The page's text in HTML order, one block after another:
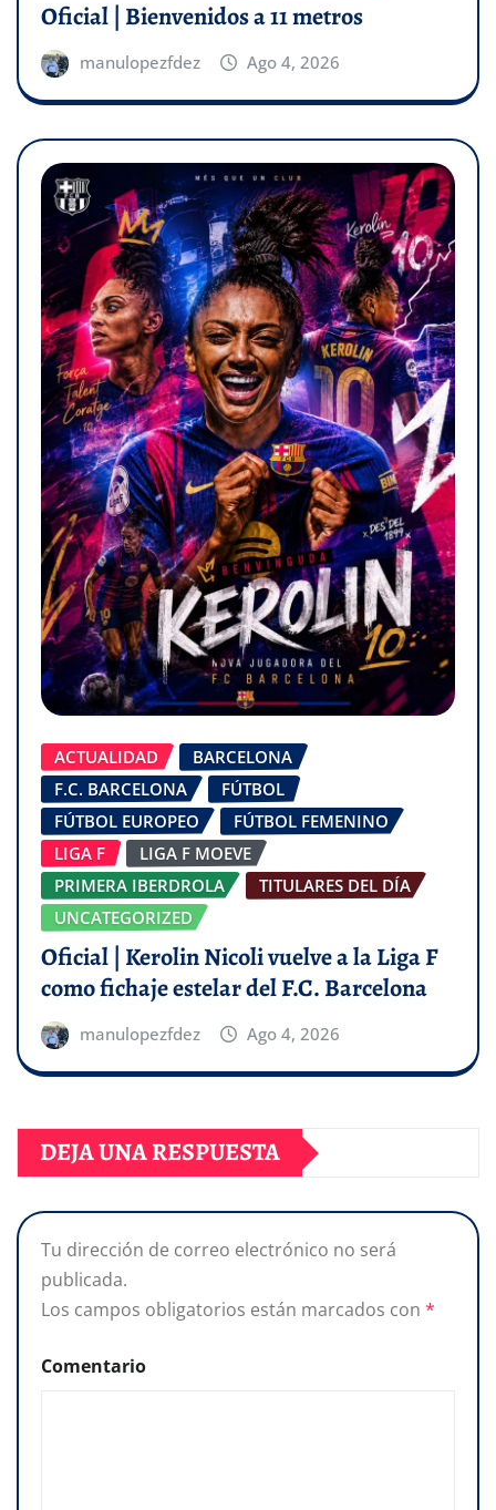
Oficial | Bienvenidos a 11 metros
manulopezfdez Ago 4, 2026
ACTUALIDAD
BARCELONA
F.C. BARCELONA
FÚTBOL
FÚTBOL EUROPEO
FÚTBOL FEMENINO
LIGA F
LIGA F MOEVE
PRIMERA IBERDROLA
TITULARES DEL DÍA
UNCATEGORIZED
Oficial | Kerolin Nicoli vuelve a la Liga F
como fichaje estelar del F.C. Barcelona
manulopezfdez Ago 4, 2026
DEJA UNA RESPUESTA
Tu dirección de correo electrónico no será
publicada.
Los campos obligatorios están marcados con *
Comentario